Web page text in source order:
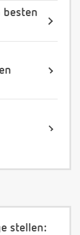
besten
stellen: